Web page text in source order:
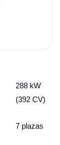
288 kW
(392 CV)
7 plazas